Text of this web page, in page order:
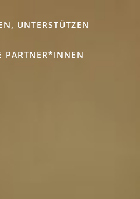
UNTERSTÜTZEN
PARTNER*INNEN